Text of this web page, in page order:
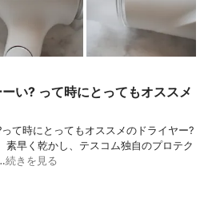
い? って時にとってもオススメ
て時にとってもオススメのドライヤー?
早く乾かし、テスコム独自のプロテク
続きを見る